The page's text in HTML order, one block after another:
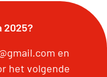
2025?
en
het volgende